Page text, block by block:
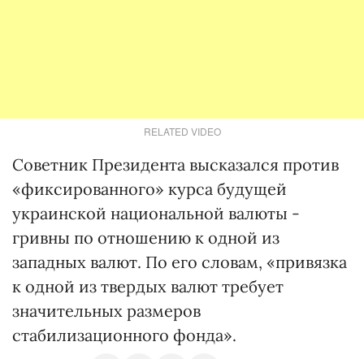
RELATED VIDEO
Советник Президента высказался против
«фиксированного» курса будущей
украинской национальной валюты -
гривны по отношению к одной из
западных валют. По его словам, «привязка
к одной из твердых валют требует
значительных размеров
стабилизационного фонда».